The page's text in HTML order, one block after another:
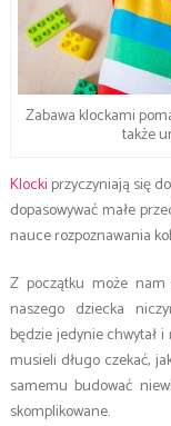
Zabawa klockami
także
Klocki przyczyniają się
dopasowywać małe
nauce rozpoznawania
Z początku może
naszego dziecka
będzie jedynie chwytał
musieli długo czekać,
samemu budować
skomplikowane.